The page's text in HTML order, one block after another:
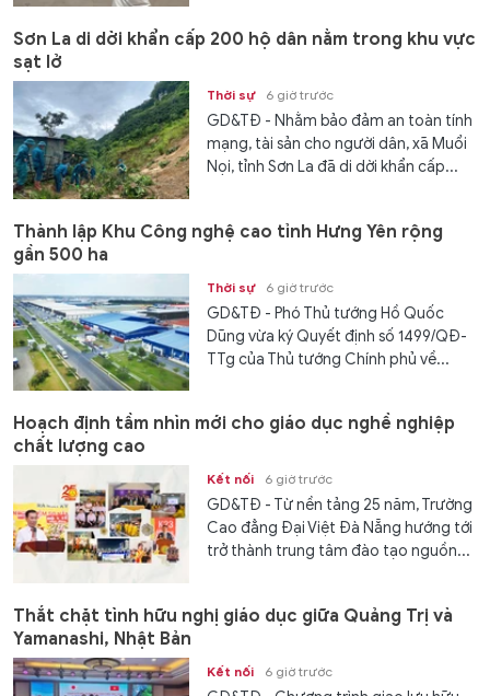
Sơn La di dời khẩn cấp 200 hộ dân nằm trong khu vực
sạt lở
Thời sự 6 giờ trước
GD&TĐ - Nhằm bảo đảm an toàn tính
mạng, tài sản cho người dân, xã Muổi
Nọi, tỉnh Sơn La đã di dời khẩn cấp...
Thành lập Khu Công nghệ cao tỉnh Hưng Yên rộng
gần 500 ha
Thời sự 6 giờ trước
GD&TĐ - Phó Thủ tướng Hồ Quốc
Dũng vừa ký Quyết định số 1499/QĐ-
TTg của Thủ tướng Chính phủ về...
Hoạch định tầm nhìn mới cho giáo dục nghề nghiệp
chất lượng cao
Kết nối 6 giờ trước
GD&TĐ - Từ nền tảng 25 năm, Trường
Cao đẳng Đại Việt Đà Nẵng hướng tới
trở thành trung tâm đào tạo nguồn...
Thắt chặt tình hữu nghị giáo dục giữa Quảng Trị và
Yamanashi, Nhật Bản
Kết nối 6 giờ trước